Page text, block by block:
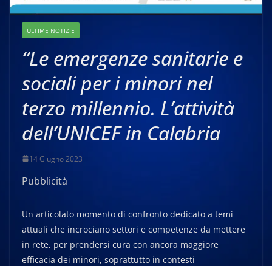
ULTIME NOTIZIE
“Le emergenze sanitarie e
sociali per i minori nel
terzo millennio. L’attività
dell’UNICEF in Calabria
14 Giugno 2023
Pubblicità
Un articolato momento di confronto dedicato a temi
attuali che incrociano settori e competenze da mettere
in rete, per prendersi cura con ancora maggiore
efficacia dei minori, soprattutto in contesti